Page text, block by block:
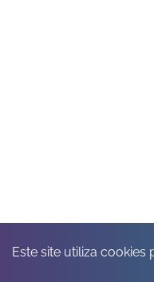
Este site utiliza